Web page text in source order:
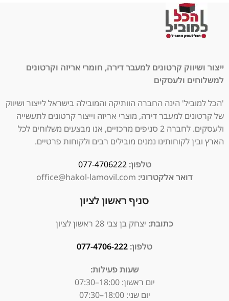
ייצור ושיווק קרטונים למעבר דירה, חומרי אריזה וקרטונים
למשלוחים ולעסקים
'הכל למוביל' הינה החברה הוותיקה והמובילה בישראל לייצור ושיווק
של קרטונים למעבר דירה, מוצרי אריזה וייצור קרטונים לתעשייה
ולעסקים. לחברה 2 סניפים מרכזיים, אנו מבצעים משלוחים לכל
הארץ ובין לקוחותינו נמנים מובילים רבים ולקוחות פרטיים.
טלפון: 077-4706222
דואר אלקטרוני:
סניף ראשון לציון
כתובת: יצחק בן צבי 28 ראשון לציון
טלפון: 077-4706-222
שעות פעילות:
יום ראשון:18:00–07:30
יום שני: 18:00–07:30